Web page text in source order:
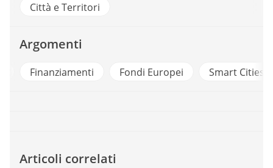
Città e Territori
Argomenti
Finanziamenti Fondi Europei Smart Cities
Articoli correlati